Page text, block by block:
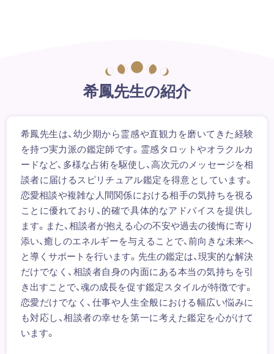
希鳳先生の紹介
希鳳先生は、幼少期から霊感や直観力を磨いてきた経験
を持つ実力派の鑑定師です。霊感タロットやオラクルカ
ードなど、多様な占術を駆使し、高次元のメッセージを相
談者に届けるスピリチュアル鑑定を得意としています。
恋愛相談や複雑な人間関係における相手の気持ちを視る
ことに優れており、的確で具体的なアドバイスを提供し
ます。また、相談者が抱える心の不安や過去の後悔に寄り
添い、癒しのエネルギーを与えることで、前向きな未来へ
と導くサポートを行います。先生の鑑定は、現実的な解決
だけでなく、相談者自身の内面にある本当の気持ちを引
き出すことで、魂の成長を促す鑑定スタイルが特徴です。
恋愛だけでなく、仕事や人生全般における幅広い悩みに
も対応し、相談者の幸せを第一に考えた鑑定を心がけて
います。